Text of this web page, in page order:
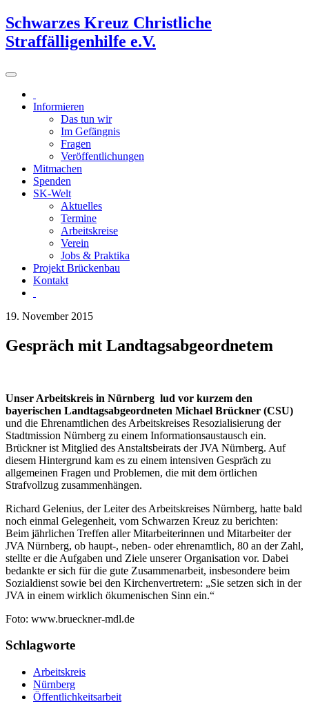
Schwarzes Kreuz Christliche
Straffälligenhilfe e.V.
Informieren
Das tun wir
Im Gefängnis
Fragen
Veröffentlichungen
Mitmachen
Spenden
SK-Welt
Aktuelles
Termine
Arbeitskreise
Verein
Jobs & Praktika
Projekt Brückenbau
Kontakt
19. November 2015
Gespräch mit Landtagsabgeordnetem
Unser Arbeitskreis in Nürnberg lud vor kurzem den
bayerischen Landtagsabgeordneten Michael Brückner (CSU)
und die Ehrenamtlichen des Arbeitskreises Resozialisierung der
Stadtmission Nürnberg zu einem Informationsaustausch ein.
Brückner ist Mitglied des Anstaltsbeirats der JVA Nürnberg. Auf
diesem Hintergrund kam es zu einem intensiven Gespräch zu
allgemeinen Fragen und Problemen, die mit dem örtlichen
Strafvollzug zusammenhängen.
Richard Gelenius, der Leiter des Arbeitskreises Nürnberg, hatte bald
noch einmal Gelegenheit, vom Schwarzen Kreuz zu berichten:
Beim jährlichen Treffen aller Mitarbeiterinnen und Mitarbeiter der
JVA Nürnberg, ob haupt-, neben- oder ehrenamtlich, 80 an der Zahl,
stellte er die Aufgaben und Ziele unserer Organisation vor. Dabei
bedankte er sich für die gute Zusammenarbeit, insbesondere beim
Sozialdienst sowie bei den Kirchenvertretern: „Sie setzen sich in der
JVA in einem wirklich ökumenischen Sinn ein.“
Foto: www.brueckner-mdl.de
Schlagworte
Arbeitskreis
Nürnberg
Öffentlichkeitsarbeit